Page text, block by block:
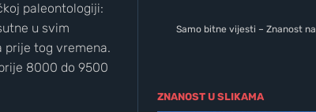
paleontologiji:
u svim
prije tog vremena.
8000 do 9500
Samo bitne vijesti – Znanost na
ZNANOST U SLIKAMA